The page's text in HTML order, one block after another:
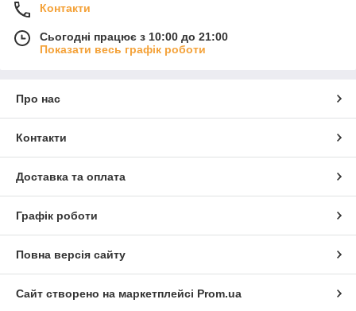
Контакти
Сьогодні працює з 10:00 до 21:00
Показати весь графік роботи
Про нас
Контакти
Доставка та оплата
Графік роботи
Повна версія сайту
Сайт створено на маркетплейсі Prom.ua